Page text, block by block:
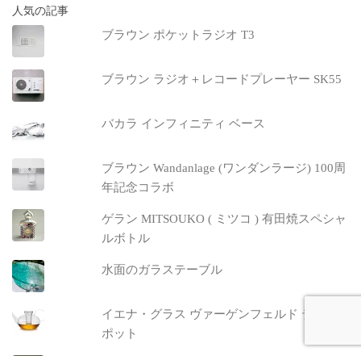
人気の記事
ブラウン ポケットラジオ T3
ブラウン ラジオ＋レコードプレーヤー SK55
バカラ インフィニティ ベース
ブラウン Wandanlage (ワンダンラージ) 100周
年記念コラボ
ゲラン MITSOUKO ( ミツコ ) 有田焼スペシャ
ルボトル
水面のガラステーブル
イエナ・グラス ヴァーゲンフェルド ティー
ポット